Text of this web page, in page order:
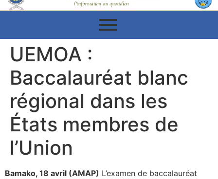
UEMOA :
Baccalauréat blanc
régional dans les
États membres de
l’Union
Bamako, 18 avril (AMAP) L’examen de baccalauréat